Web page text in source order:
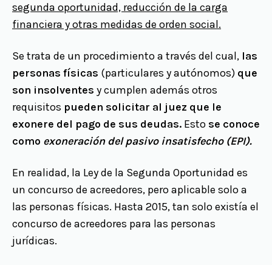
segunda oportunidad, reducción de la carga
financiera y otras medidas de orden social.
Se trata de un procedimiento a través del cual, las
personas físicas (particulares y autónomos) que
son insolventes y cumplen además otros
requisitos pueden solicitar al juez que le
exonere del pago de sus deudas. Esto se conoce
como exoneración del pasivo insatisfecho (EPI).
En realidad, la Ley de la Segunda Oportunidad es
un concurso de acreedores, pero aplicable solo a
las personas físicas. Hasta 2015, tan solo existía el
concurso de acreedores para las personas
jurídicas.